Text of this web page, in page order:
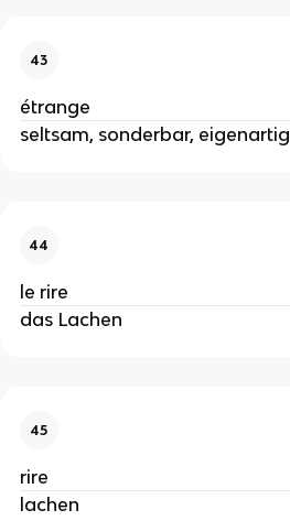
43
étrange
seltsam, sonderbar, eigenartig
44
le rire
das Lachen
45
rire
lachen